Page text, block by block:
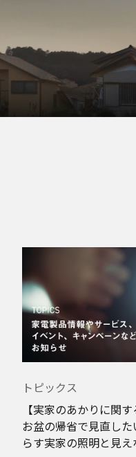
トピックス
【実家のあかりに関す
お盆の帰省で見直し
らす実家の照明と見